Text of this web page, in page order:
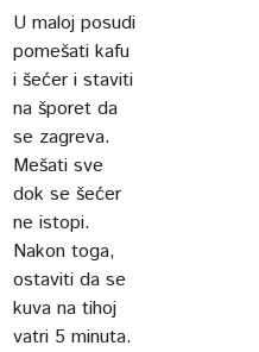
U maloj posudi
pomešati kafu
i šećer i staviti
na šporet da
se zagreva.
Mešati sve
dok se šećer
ne istopi.
Nakon toga,
ostaviti da se
kuva na tihoj
vatri 5 minuta.